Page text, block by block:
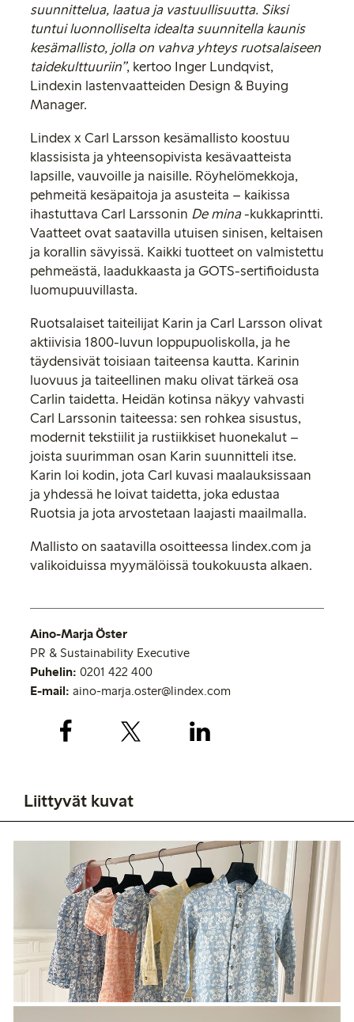
suunnittelua, laatua ja vastuullisuutta. Siksi
tuntui luonnolliselta idealta suunnitella kaunis
kesämallisto, jolla on vahva yhteys ruotsalaiseen
taidekulttuuriin”, kertoo Inger Lundqvist,
Lindexin lastenvaatteiden Design & Buying
Manager.
Lindex x Carl Larsson kesämallisto koostuu
klassisista ja yhteensopivista kesävaatteista
lapsille, vauvoille ja naisille. Röyhelömekkoja,
pehmeitä kesäpaitoja ja asusteita – kaikissa
ihastuttava Carl Larssonin De mina-kukkaprintti.
Vaatteet ovat saatavilla utuisen sinisen, keltaisen
ja korallin sävyissä. Kaikki tuotteet on valmistettu
pehmeästä, laadukkaasta ja GOTS-sertifioidusta
luomupuuvillasta.
Ruotsalaiset taiteilijat Karin ja Carl Larsson olivat
aktiivisia 1800-luvun loppupuoliskolla, ja he
täydensivät toisiaan taiteensa kautta. Karinin
luovuus ja taiteellinen maku olivat tärkeä osa
Carlin taidetta. Heidän kotinsa näkyy vahvasti
Carl Larssonin taiteessa: sen rohkea sisustus,
modernit tekstiilit ja rustiikkiset huonekalut –
joista suurimman osan Karin suunnitteli itse.
Karin loi kodin, jota Carl kuvasi maalauksissaan
ja yhdessä he loivat taidetta, joka edustaa
Ruotsia ja jota arvostetaan laajasti maailmalla.
Mallisto on saatavilla osoitteessa lindex.com ja
valikoiduissa myymälöissä toukokuusta alkaen.
Aino-Marja Öster
PR & Sustainability Executive
Puhelin: 0201 422 400
E-mail: aino-marja.oster@lindex.com
Liittyvät kuvat